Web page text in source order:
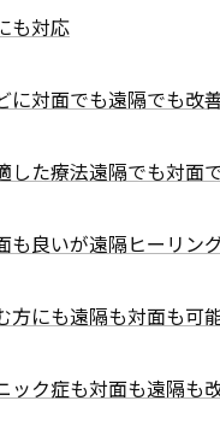
も対応
に対面でも遠隔でも改
した療法遠隔でも対面
も良いが遠隔ヒーリン
方にも遠隔も対面も可
ック症も対面も遠隔も